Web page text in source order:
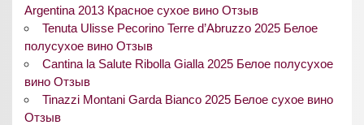
Argentina 2013 Красное сухое вино Отзыв
Tenuta Ulisse Pecorino Terre d’Abruzzo 2025 Белое
полусухое вино Отзыв
Cantina la Salute Ribolla Gialla 2025 Белое полусухое
вино Отзыв
Tinazzi Montani Garda Bianco 2025 Белое сухое вино
Отзыв